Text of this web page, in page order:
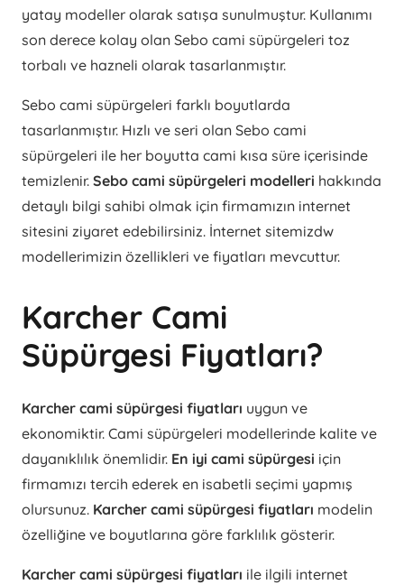
yatay modeller olarak satışa sunulmuştur. Kullanımı
son derece kolay olan Sebo cami süpürgeleri toz
torbalı ve hazneli olarak tasarlanmıştır.
Sebo cami süpürgeleri farklı boyutlarda
tasarlanmıştır. Hızlı ve seri olan Sebo cami
süpürgeleri ile her boyutta cami kısa süre içerisinde
temizlenir. Sebo cami süpürgeleri modelleri hakkında
detaylı bilgi sahibi olmak için firmamızın internet
sitesini ziyaret edebilirsiniz. İnternet sitemizdw
modellerimizin özellikleri ve fiyatları mevcuttur.
Karcher Cami
Süpürgesi Fiyatları?
Karcher cami süpürgesi fiyatları uygun ve
ekonomiktir. Cami süpürgeleri modellerinde kalite ve
dayanıklılık önemlidir. En iyi cami süpürgesi için
firmamızı tercih ederek en isabetli seçimi yapmış
olursunuz. Karcher cami süpürgesi fiyatları modelin
özelliğine ve boyutlarına göre farklılık gösterir.
Karcher cami süpürgesi fiyatları ile ilgili internet